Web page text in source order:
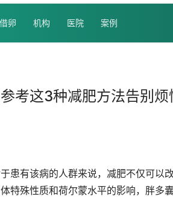
借卵 机构 医院 案例
考这3种减肥方法告别烦
患有该病的人群来说，减肥不仅可以
特殊性质和荷尔蒙水平的影响，胖多